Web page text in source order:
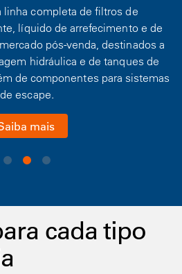
linha completa de filtros de
líquido de arrefecimento e de
pós-venda, destinados a
hidráulica e de tanques de
de componentes para sistemas
de escape.
mais
cada tipo